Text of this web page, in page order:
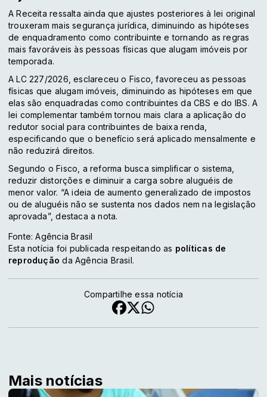
A Receita ressalta ainda que ajustes posteriores à lei original
trouxeram mais segurança jurídica, diminuindo as hipóteses
de enquadramento como contribuinte e tornando as regras
mais favoráveis às pessoas físicas que alugam imóveis por
temporada.
A LC 227/2026, esclareceu o Fisco, favoreceu as pessoas
físicas que alugam imóveis, diminuindo as hipóteses em que
elas são enquadradas como contribuintes da CBS e do IBS. A
lei complementar também tornou mais clara a aplicação do
redutor social para contribuintes de baixa renda,
especificando que o benefício será aplicado mensalmente e
não reduzirá direitos.
Segundo o Fisco, a reforma busca simplificar o sistema,
reduzir distorções e diminuir a carga sobre aluguéis de
menor valor. “A ideia de aumento generalizado de impostos
ou de aluguéis não se sustenta nos dados nem na legislação
aprovada”, destaca a nota.
Fonte: Agência Brasil
Esta notícia foi publicada respeitando as políticas de
reprodução da Agência Brasil.
Compartilhe essa notícia
Mais notícias